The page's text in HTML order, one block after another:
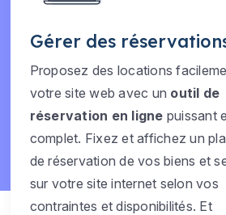
Gérer des
Proposez des locations
votre site web avec un outil de
réservation en ligne puissant
complet. Fixez et affichez un
de réservation de vos biens et
sur votre site internet selon vos
contraintes et disponibilités. Et